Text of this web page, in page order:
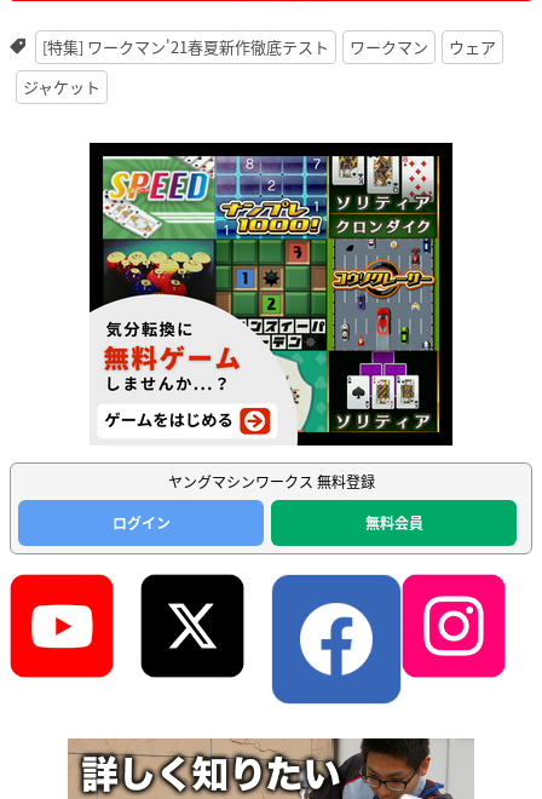
[特集] ワークマン'21春夏新作徹底テスト ワークマン
ウェア
ジャケット
ヤングマシンワークス 無料登録
ログイン
無料会員